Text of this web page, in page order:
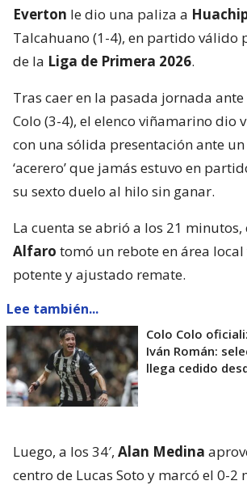
Everton le dio una paliza a
Talcahuano (1-4), en partido válido
de la Liga de Primera 2026.
Tras caer en la pasada jornada
Colo (3-4), el elenco viñamarino dio
con una sólida presentación ante
‘acerero’ que jamás estuvo en
su sexto duelo al hilo sin ganar.
La cuenta se abrió a los 21 minutos,
Alfaro tomó un rebote en área
potente y ajustado remate.
Lee también...
Colo Colo
Iván Román:
llega cedido
Luego, a los 34′, Alan Medina
centro de Lucas Soto y marcó el 0-2